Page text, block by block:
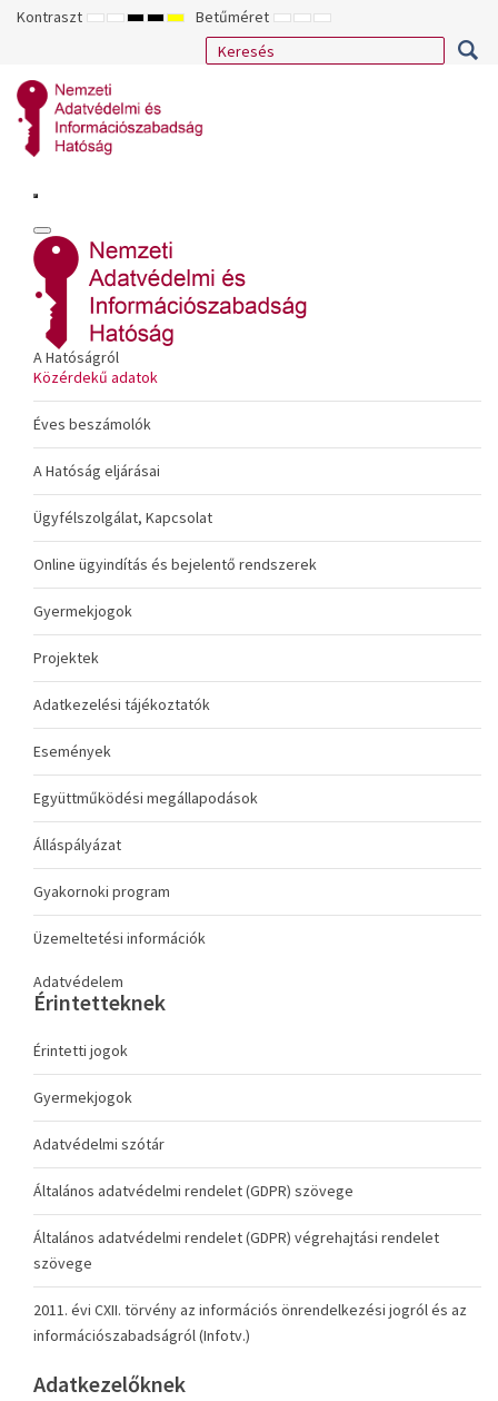
Kontraszt ALAPÉRTELMEZETT
ÉJSZAKAI
NAGY
KONTRASZTÚ
NAGY
KONTRASZTÚ
NAGY
KONTRASZTÚ
SÁRGA
FEKETE
Betűméret KISEBB
BETŰTÍPUS
ALAPÉRTELMEZETT
BETŰMÉRET
NAGYOBB
BETŰMÉRET
A Hatóságról
Közérdekű adatok
Éves beszámolók
A Hatóság eljárásai
Ügyfélszolgálat, Kapcsolat
Online ügyindítás és bejelentő rendszerek
Gyermekjogok
Projektek
Adatkezelési tájékoztatók
Események
Együttműködési megállapodások
Álláspályázat
Gyakornoki program
Üzemeltetési információk
Adatvédelem
Érintetteknek
Érintetti jogok
Gyermekjogok
Adatvédelmi szótár
Általános adatvédelmi rendelet (GDPR) szövege
Általános adatvédelmi rendelet (GDPR) végrehajtási rendelet
szövege
2011. évi CXII. törvény az információs önrendelkezési jogról és az
információszabadságról (Infotv.)
Adatkezelőknek